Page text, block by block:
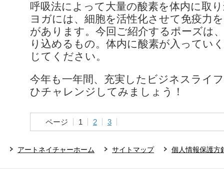
呼吸法によって大量の酸素を体内に取
ヨガには、細胞を活性化させて免疫力
があります。今回ご紹介するポーズは
り込めるもの。体内に酸素が入ってい
じてください。
今年も一年間、充実したビジネスライ
ひチャレンジしてみましょう！
ページ 1 2 3
アートネイチャーホーム サイトマップ 個人情報保護方